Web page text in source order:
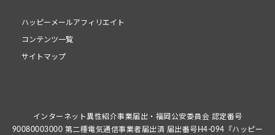
ハッピーメールアフィリエイト
コンテンツ一覧
サイトマップ
インターネット異性紹介事業届出・福岡公安委員会 認定番号
90080003000 第二種電気通信事業者届出済 届出番号H4-094『ハッピー